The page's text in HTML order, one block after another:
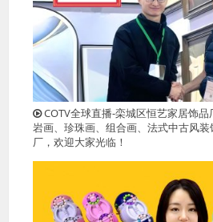
COTV全球直播-栾城区恒艺家居饰
岩画、珍珠画、组合画、法式中古风
厂，欢迎大家光临！